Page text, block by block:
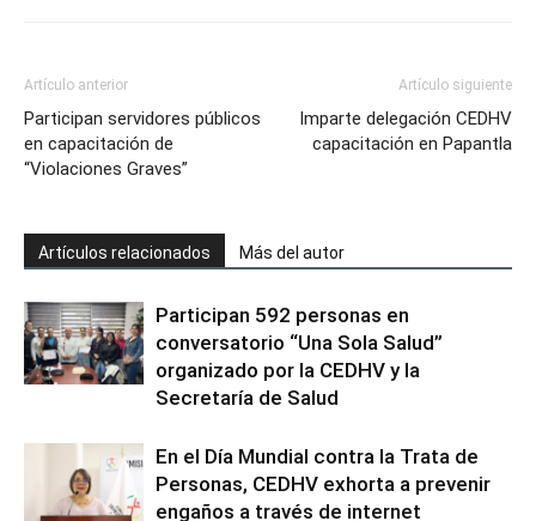
Artículo anterior
Participan servidores públicos
en capacitación de
“Violaciones Graves”
Artículo siguiente
Imparte delegación CEDHV
capacitación en Papantla
Artículos relacionados Más del autor
Participan 592 personas en
conversatorio “Una Sola Salud”
organizado por la CEDHV y la
Secretaría de Salud
En el Día Mundial contra la Trata de
Personas, CEDHV exhorta a prevenir
engaños a través de internet